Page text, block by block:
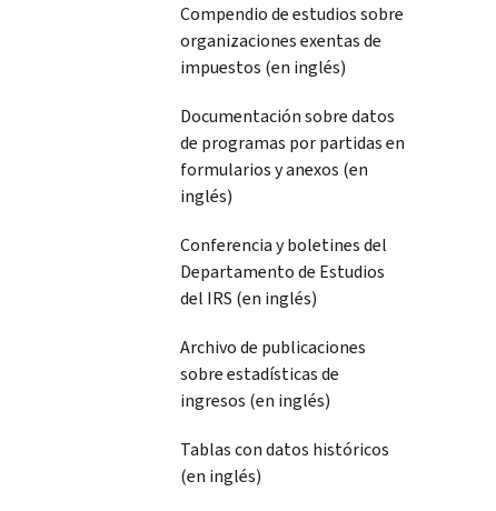
Compendio de estudios sobre
organizaciones exentas de
impuestos (en inglés)
Documentación sobre datos
de programas por partidas en
formularios y anexos (en
inglés)
Conferencia y boletines del
Departamento de Estudios
del IRS (en inglés)
Archivo de publicaciones
sobre estadísticas de
ingresos (en inglés)
Tablas con datos históricos
(en inglés)